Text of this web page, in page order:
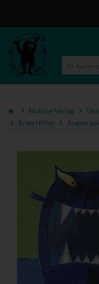
Mabuse-Verlag
Erste Hilfen
Ängste